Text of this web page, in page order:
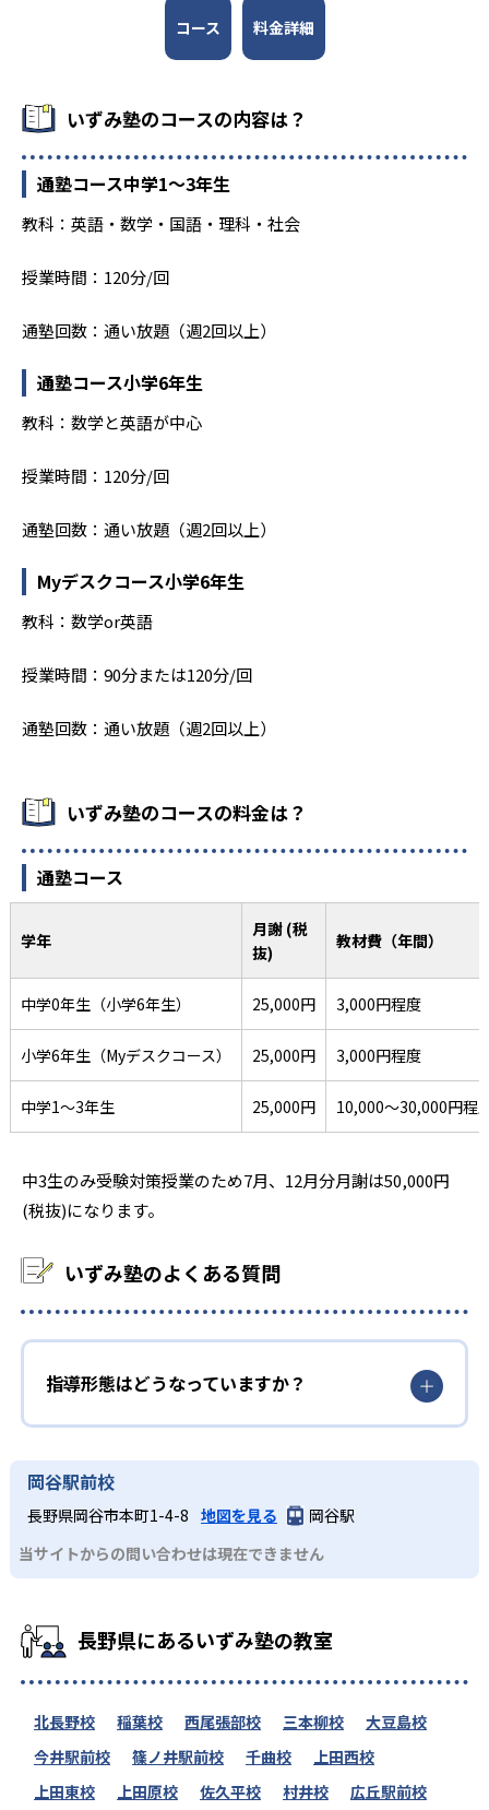
https://izumijuku.co.jp/pass-prefecture/nagano 山梨
はhttps://izumijuku.co.jp/pass-prefecture/yamanashi
コース 料金詳細
いずみ塾のコースの内容は？
通塾コース中学1〜3年生
教科：英語・数学・国語・理科・社会
授業時間：120分/回
通塾回数：通い放題（週2回以上）
通塾コース小学6年生
教科：数学と英語が中心
授業時間：120分/回
通塾回数：通い放題（週2回以上）
Myデスクコース小学6年生
教科：数学or英語
授業時間：90分または120分/回
通塾回数：通い放題（週2回以上）
いずみ塾のコースの料金は？
通塾コース
学年
月謝 (税
抜)
教材費（年間）
中学0年生（小学6年生） 25,000円 3,000円程度
小学6年生（Myデスクコース） 25,000円 3,000円程度
中学1〜3年生 25,000円 10,000～30,000円程
中3生のみ受験対策授業のため7月、12月分月謝は50,000円
(税抜)になります。
いずみ塾のよくある質問
指導形態はどうなっていますか？
岡谷駅前校
長野県岡谷市本町1-4-8 地図を見る
岡谷駅
当サイトからの問い合わせは現在できません
長野県にあるいずみ塾の教室
北長野校 稲葉校 西尾張部校 三本柳校
大豆島校
今井駅前校
篠ノ井駅前校 千曲校
上田西校
上田東校
上田原校 佐久平校 村井校 広丘駅前校